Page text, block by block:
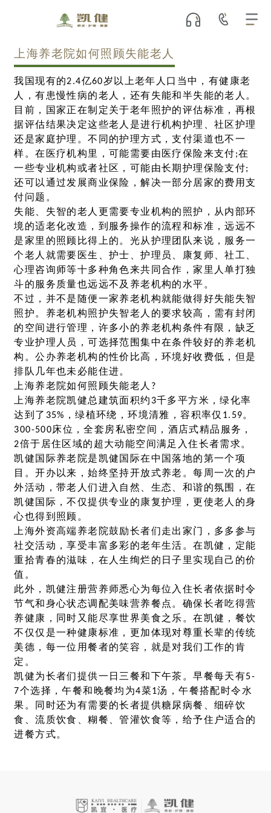
上海养老院如何照顾失能老人
我国现有的2.4亿60岁以上老年人口当中，有健康老
人，有患慢性病的老人，还有失能和半失能的老人。
目前，国家正在制定关于老年照护的评估标准，再根
据评估结果决定这些老人是进行机构护理、社区护理
还是家庭护理。不同的护理方式，支付渠道也不一
样。在医疗机构里，可能需要由医疗保险来支付;在
一些专业机构或者社区，可能由长期护理保险支付;
还可以通过发展商业保险，解决一部分居家的费用支
付问题。
失能、失智的老人更需要专业机构的照护，从内部环
境的适老化改造，到服务操作的流程和标准，远远不
是家里的照顾比得上的。光从护理团队来说，服务一
个老人就需要医生、护士、护理员、康复师、社工、
心理咨询师等十多种角色来共同合作，家里人单打独
斗的服务质量也远远不及养老机构的水平。
不过，并不是随便一家养老机构就能做得好失能失智
照护。养老机构照护失智老人的要求较高，需有封闭
的空间进行管理，许多小的养老机构条件有限，缺乏
专业护理人员，可选择范围集中在条件较好的养老机
构。公办养老机构的性价比高，环境好收费低，但是
排队几年也未必能住进。
上海养老院如何照顾失能老人?
上海养老院凯健总建筑面积约3千多平方米，绿化率
达到了35%，绿植环绕，环境清雅，容积率仅1.59。
300-500床位，全套房私密空间，酒店式精品服务，
2倍于居住区域的超大动能空间满足入住长者需求。
凯健国际养老院是凯健国际在中国落地的第一个项
目。开办以来，始终坚持开放式养老。每周一次的户
外活动，带老人们进入自然、生态、和谐的氛围，在
凯健国际，不仅提供专业的康复护理，更使老人的身
心也得到照顾。
上海外资高端养老院鼓励长者们走出家门，多多参与
社交活动，享受丰富多彩的老年生活。在凯健，定能
重拾青春的滋味，在人生绚烂的日子里实现自己的价
值。
此外，凯健注册营养师悉心为每位入住长者依据时令
节气和身心状态调配美味营养餐点。确保长者吃得营
养健康，同时又能尽享世界美食之乐。在凯健，餐饮
不仅仅是一种健康标准，更加体现对尊重长辈的传统
美德，每一位用餐者的笑容，就是对我们工作的肯
定。
凯健为长者们提供一日三餐和下午茶。早餐每天有5-
7个选择，午餐和晚餐均为4菜1汤，午餐搭配时令水
果。同时还为有需要的长者提供糖尿病餐、细碎饮
食、流质饮食、糊餐、管灌饮食等，给予住户适合的
进餐方式。